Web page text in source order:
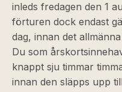
inleds fredagen den 1
förturen dock endast
dag, innan det
Du som
knappt sju timmar
innan den släpps upp